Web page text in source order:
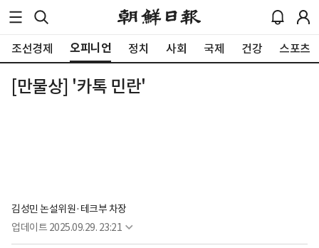
조선경제 오피니언 정치 사회 국제 건강 스포츠
[만물상] '카톡 민란'
김성민 논설위원·테크부 차장
업데이트 2025.09.29. 23:21